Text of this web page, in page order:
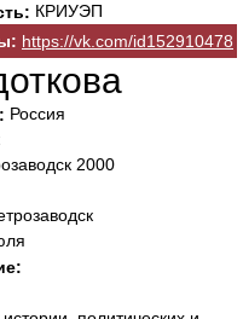
КРИУЭП
https://vk.com/id152910478
Россия
2000